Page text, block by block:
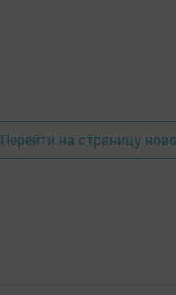
Перейти на страницу